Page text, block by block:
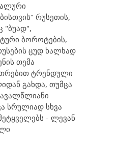
რუსეთის,
ბოროტების,
ცუდ ხალხად
თემა
ტრენდული
გახდა, თუმცა
სრულიად სხვა
- ლევან